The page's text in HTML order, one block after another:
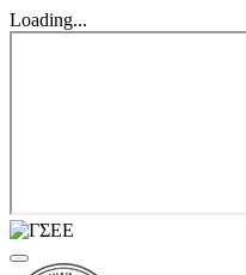
Loading...